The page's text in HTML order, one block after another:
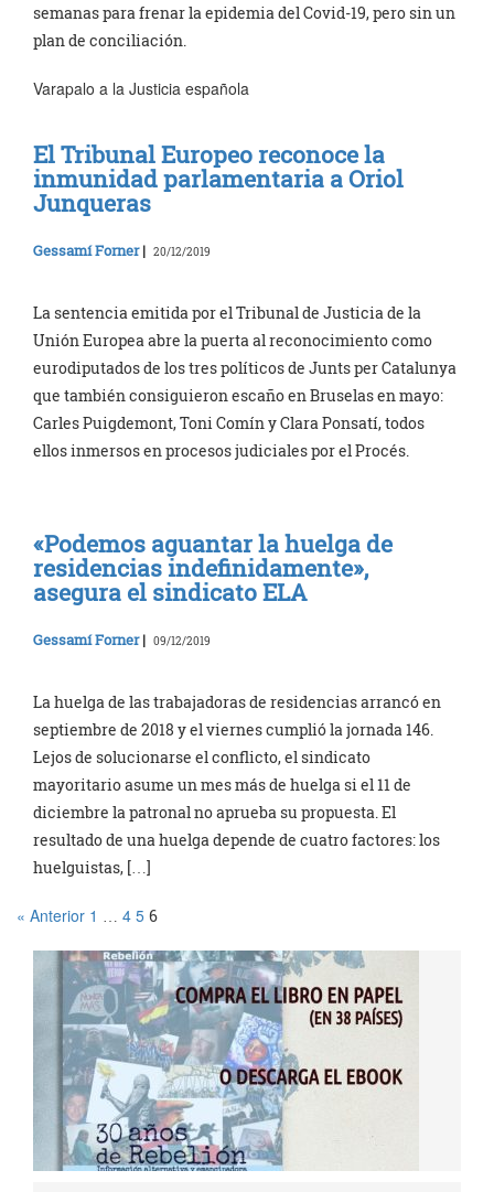
semanas para frenar la epidemia del Covid-19, pero sin un
plan de conciliación.
Varapalo a la Justicia española
El Tribunal Europeo reconoce la
inmunidad parlamentaria a Oriol
Junqueras
Gessamí Forner| 20/12/2019
La sentencia emitida por el Tribunal de Justicia de la
Unión Europea abre la puerta al reconocimiento como
eurodiputados de los tres políticos de Junts per Catalunya
que también consiguieron escaño en Bruselas en mayo:
Carles Puigdemont, Toni Comín y Clara Ponsatí, todos
ellos inmersos en procesos judiciales por el Procés.
«Podemos aguantar la huelga de
residencias indefinidamente»,
asegura el sindicato ELA
Gessamí Forner| 09/12/2019
La huelga de las trabajadoras de residencias arrancó en
septiembre de 2018 y el viernes cumplió la jornada 146.
Lejos de solucionarse el conflicto, el sindicato
mayoritario asume un mes más de huelga si el 11 de
diciembre la patronal no aprueba su propuesta. El
resultado de una huelga depende de cuatro factores: los
huelguistas, […]
« Anterior 1 4 5 6